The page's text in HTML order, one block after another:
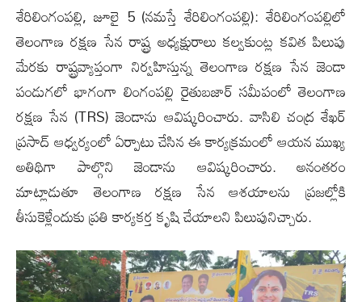
శేరిలింగంప‌ల్లి, జూలై 5 (న‌మ‌స్తే శేరిలింగంప‌ల్లి): శేరిలింగంపల్లిలో
తెలంగాణ రక్షణ సేన రాష్ట్ర అధ్యక్షురాలు కల్వకుంట్ల కవిత పిలుపు
మేరకు రాష్ట్రవ్యాప్తంగా నిర్వహిస్తున్న తెలంగాణ రక్షణ సేన జెండా
పండుగలో భాగంగా లింగంపల్లి రైతుబజార్ సమీపంలో తెలంగాణ
రక్షణ సేన (TRS) జెండాను ఆవిష్కరించారు. వాసిలి చంద్ర శేఖర్
ప్రసాద్ ఆధ్వర్యంలో ఏర్పాటు చేసిన ఈ కార్యక్రమంలో ఆయన ముఖ్య
అతిథిగా పాల్గొని జెండాను ఆవిష్కరించారు. అనంతరం
మాట్లాడుతూ తెలంగాణ రక్షణ సేన ఆశయాలను ప్రజల్లోకి
తీసుకెళ్లేందుకు ప్రతి కార్యకర్త కృషి చేయాలని పిలుపునిచ్చారు.